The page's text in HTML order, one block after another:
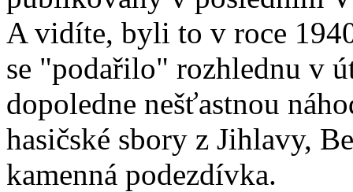
A vidíte, byli to v roce
se "podařilo" rozhlednu v
dopoledne nešťastnou
hasičské sbory z Jihlavy,
kamenná podezdívka.